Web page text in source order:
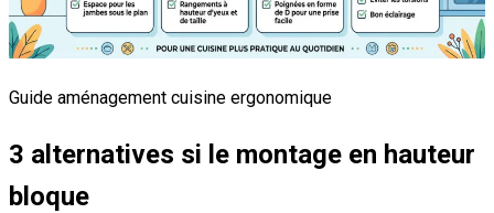
Guide aménagement cuisine ergonomique
3 alternatives si le montage en hauteur
bloque